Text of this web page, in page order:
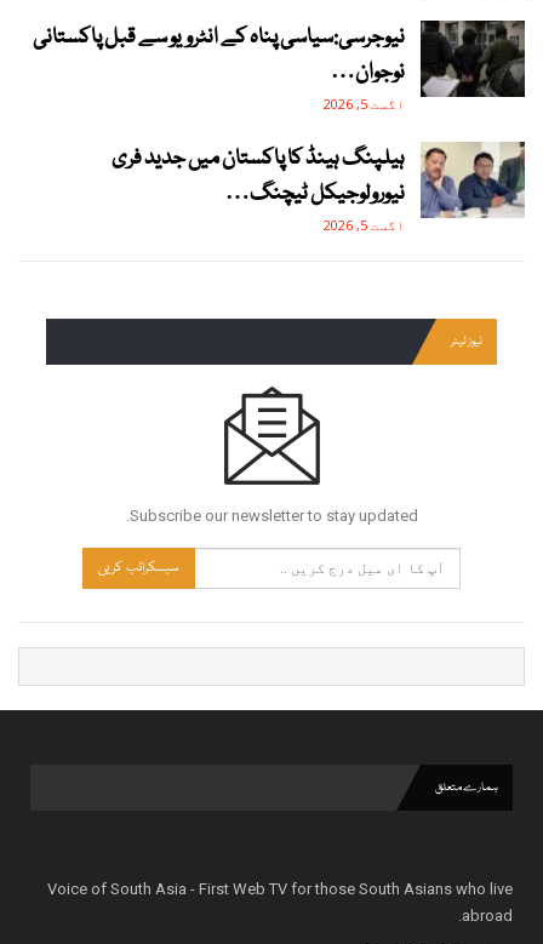
نیوجرسی:سیاسی پناہ کے انٹرویو سے قبل پاکستانی
نوجوان…
اگست 5, 2026
ہیلپنگ ہینڈ کا پاکستان میں جدید فری
نیورولوجیکل ٹیچنگ…
اگست 5, 2026
نیوز لیٹر
Subscribe our newsletter to stay updated.
سبسکرائب کریں
ہمارے متعلق
Voice of South Asia - First Web TV for those South Asians who live
abroad.